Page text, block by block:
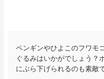
ペンギンやひよこのフワモ
ぐるみはいかがでしょう？
にぶら下げられるのも素敵